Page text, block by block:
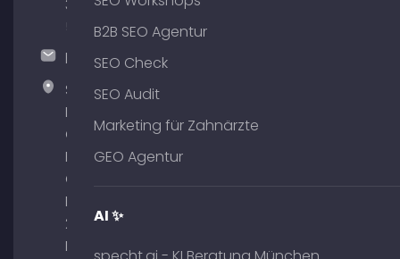
375
hallo@timospecht.de
Specht
Marketing
GmbH –
Palais am
Obelisk
Briennerstr.
29 80333
München
B2B SEO Agentur
SEO Check
SEO Audit
Marketing für Zahnärzte
GEO Agentur
AI ✨